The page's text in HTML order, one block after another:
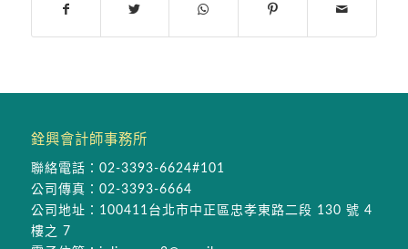
銓興會計師事務所
聯絡電話： 02-3393-6624#101
公司傳真：02-3393-6664
公司地址： 100411台北市中正區忠孝東路二段 130 號 4
樓之 7